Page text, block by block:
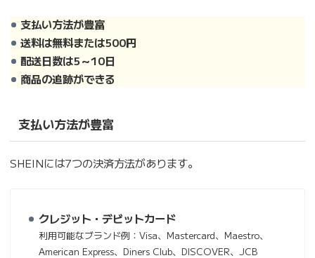
支払い方法が豊富
送料は無料または500円
配送日数は5～10日
商品の追跡ができる
支払い方法が豊富
SHEINには7つの決済方法があります。
クレジット・デビットカード
利用可能なブランド例：Visa、Mastercard、 Maestro、
American Express、 Diners Club、DISCOVER、 JCB